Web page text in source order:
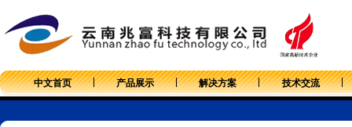
中文首页 产品展示 解决方案 技术交流